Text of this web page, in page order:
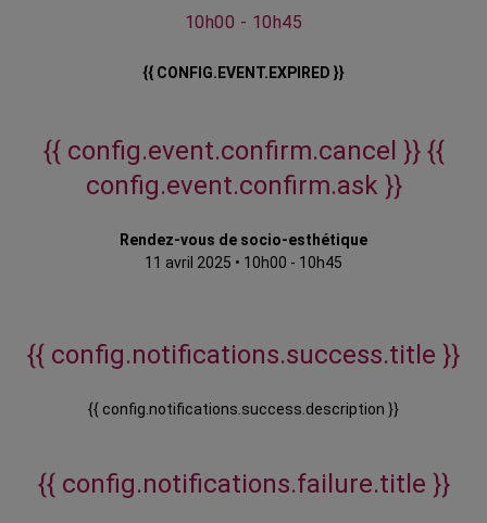
10h00 - 10h45
{{ CONFIG.EVENT.EXPIRED }}
{{ config.event.confirm.cancel }} {{
config.event.confirm.ask }}
Rendez-vous de socio-esthétique
11 avril 2025 • 10h00 - 10h45
{{ config.notifications.success.title }}
{{ config.notifications.success.description }}
{{ config.notifications.failure.title }}